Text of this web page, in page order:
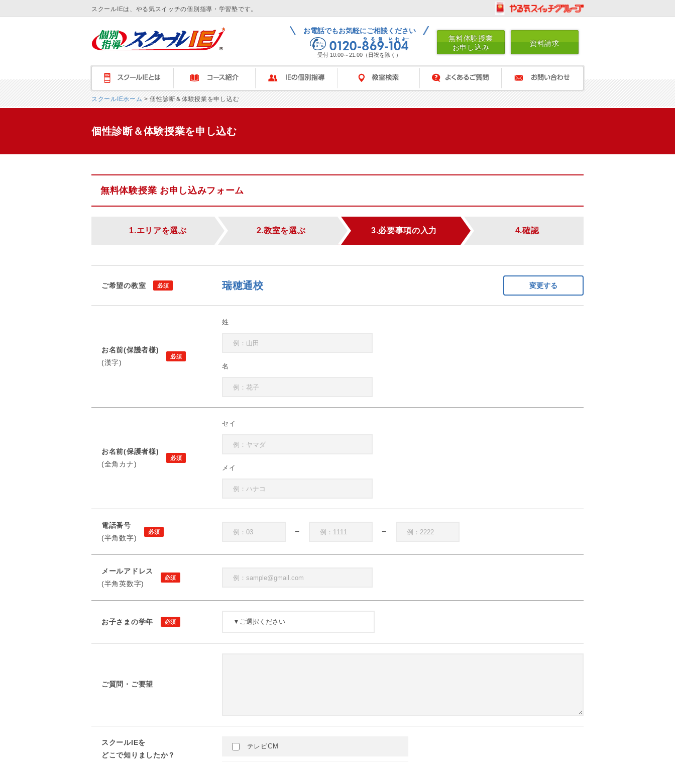
スクールIEは、やる気スイッチの個別指導・学習塾です。
お電話でもお気軽にご相談ください
受付 10:00～21:00（日祝を除く）
無料体験授業
お申し込み
資料請求
スクールＩＥとは コース紹介 IEの個別指導 教室検索 よくあるご質問 お問い合わせ
スクールIEホーム> 個性診断＆体験授業を申し込む
個性診断＆体験授業を申し込む
無料体験授業 お申し込みフォーム
1.エリアを選ぶ 2.教室を選ぶ 3.必要事項の入力 4.確認
ご希望の教室 瑞穂通校 変更する
お名前(保護者様)
(漢字)
姓
名
お名前(保護者様)
(全角カナ)
セイ
メイ
電話番号
(半角数字)
− −
メールアドレス
(半角英数字)
お子さまの学年
ご質問・ご要望
スクールIEを
どこで知りましたか？
テレビCM